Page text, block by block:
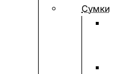
Сумки